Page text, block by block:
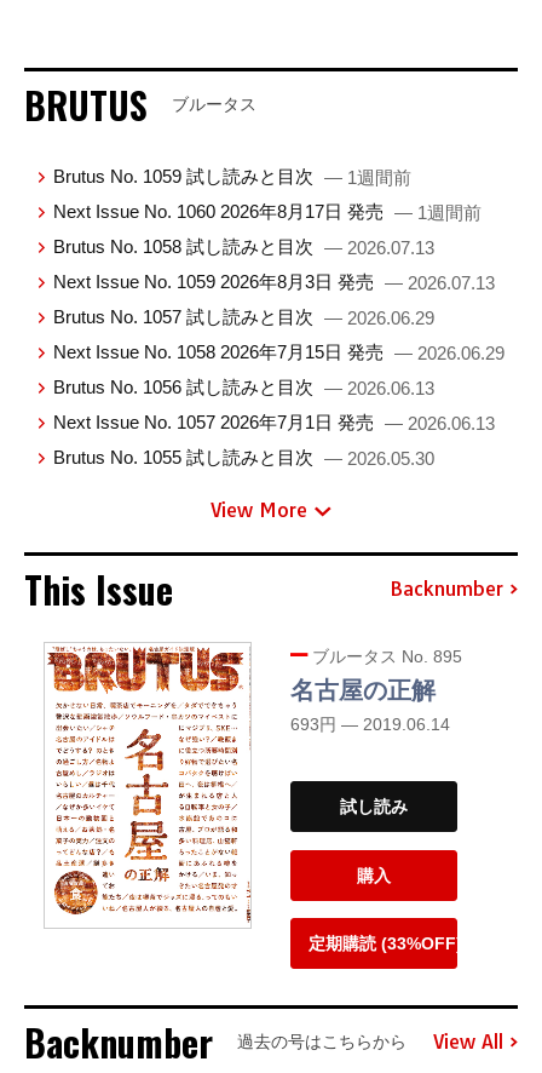
BRUTUS ブルータス
Brutus No. 1059 試し読みと目次 — 1週間前
Next Issue No. 1060 2026年8月17日 発売 — 1週間前
Brutus No. 1058 試し読みと目次 — 2026.07.13
Next Issue No. 1059 2026年8月3日 発売 — 2026.07.13
Brutus No. 1057 試し読みと目次 — 2026.06.29
Next Issue No. 1058 2026年7月15日 発売 — 2026.06.29
Brutus No. 1056 試し読みと目次 — 2026.06.13
Next Issue No. 1057 2026年7月1日 発売 — 2026.06.13
Brutus No. 1055 試し読みと目次 — 2026.05.30
View More
This Issue Backnumber
ブルータス No. 895
名古屋の正解
693円 — 2019.06.14
試し読み
購入
定期購読 (33%OFF)
Backnumber 過去の号はこちらから View All